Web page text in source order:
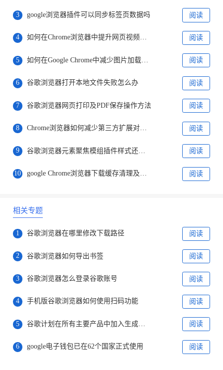
3 google浏览器插件可以同步标签页数据吗 阅读
4 如何在Chrome浏览器中提升网页视频播放的流畅度 阅读
5 如何在Google Chrome中减少图片加载时的延迟问题 阅读
6 谷歌浏览器打开本地文件失败怎么办 阅读
7 谷歌浏览器网页打印及PDF保存操作方法 阅读
8 Chrome浏览器如何减少第三方扩展对隐私的影响 阅读
9 阅读
10 google Chrome浏览器下载缓存清理及性能提升 阅读
相关专题
1 谷歌浏览器在哪里修改下载路径 阅读
2 谷歌浏览器如何导出书签 阅读
3 谷歌浏览器怎么登录谷歌账号 阅读
4 手机版谷歌浏览器如何使用扫码功能 阅读
5 谷歌计划在所有主要产品中加入生成式人工智能技术 阅读
6 google电子钱包已在62个国家正式使用 阅读